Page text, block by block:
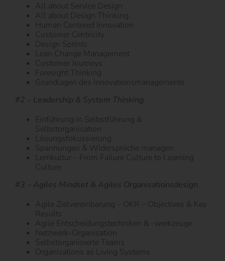
All about Service Design
All about Design Thinking
Human Centered Innovation
Customer Centricity
Design Sprints
Lean Change Management
Customer Journeys
Foresight Thinking
Grundlagen des Innovationsmanagements
#2 – Leadership & System Thinking
Einführung in Selbstführung &
Selbstorganisation
Lösungsfokussierung
Spannungen & Widersprüche managen
Lernkultur – From Failure Culture to Learning
Culture
#3 – Agiles Mindset & Agiles Organisationsdesign
Agile Zielvereinbarung – OKR – Objectives & Key
Results
Agile Entscheidungstechniken & -werkzeuge
Netzwerk-Organisation
Selbstorganisierte Teams
Organizations as Living Systems